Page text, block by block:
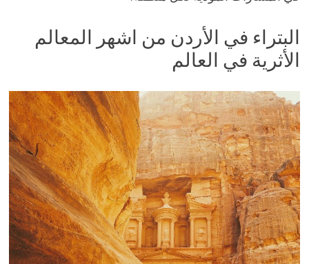
البتراء في الأردن من اشهر المعالم
الأثرية في العالم